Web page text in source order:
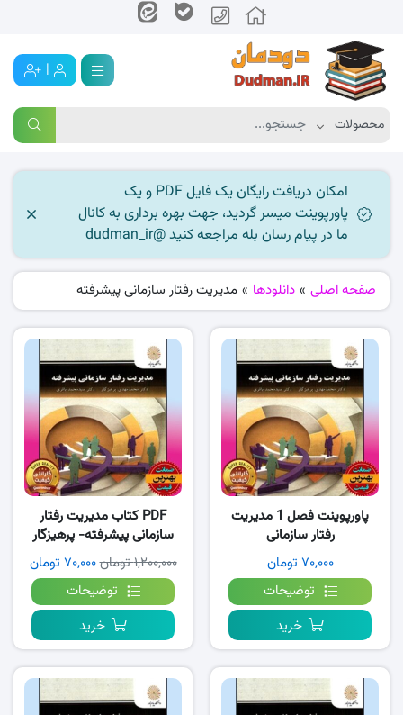
|
امکان دریافت رایگان یک فایل PDF و یک
پاورپوینت میسر گردید، جهت بهره برداری به کانال
ما در پیام رسان بله مراجعه کنید @dudman_ir
صفحه اصلی » دانلودها » مدیریت رفتار سازمانی پیشرفته
پاورپوینت فصل 1 مدیریت
رفتار سازمانی
پیشرفته،پرهیزگار
۷۰,۰۰۰ تومان
توضیحات
خرید
PDF کتاب مدیریت رفتار
سازمانی پیشرفته- پرهیزگار
باقری
۱,۲۰۰,۰۰۰ تومان
۷۰,۰۰۰ تومان
توضیحات
خرید